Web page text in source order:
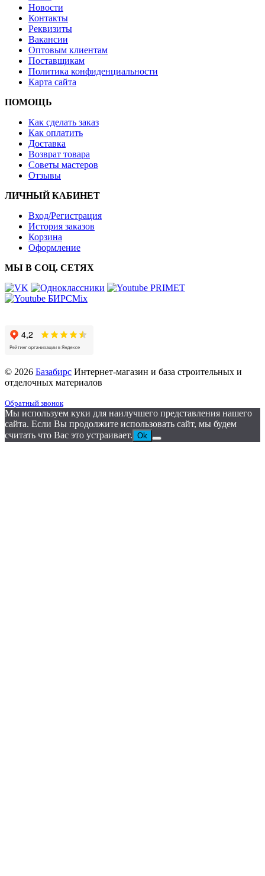
Новости
Контакты
Реквизиты
Вакансии
Оптовым клиентам
Поставщикам
Политика конфиденциальности
Карта сайта
ПОМОЩЬ
Как сделать заказ
Как оплатить
Доставка
Возврат товара
Советы мастеров
Отзывы
ЛИЧНЫЙ КАБИНЕТ
Вход/Регистрация
История заказов
Корзина
Оформление
МЫ В СОЦ. СЕТЯХ
© 2026 Базабирс Интернет-магазин и база строительных и
отделочных материалов
Обратный звонок
Мы используем куки для наилучшего представления нашего
сайта. Если Вы продолжите использовать сайт, мы будем
считать что Вас это устраивает. Ok